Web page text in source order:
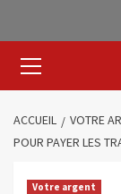
ACCUEIL VOTRE
POUR PAYER LES
Votre argent